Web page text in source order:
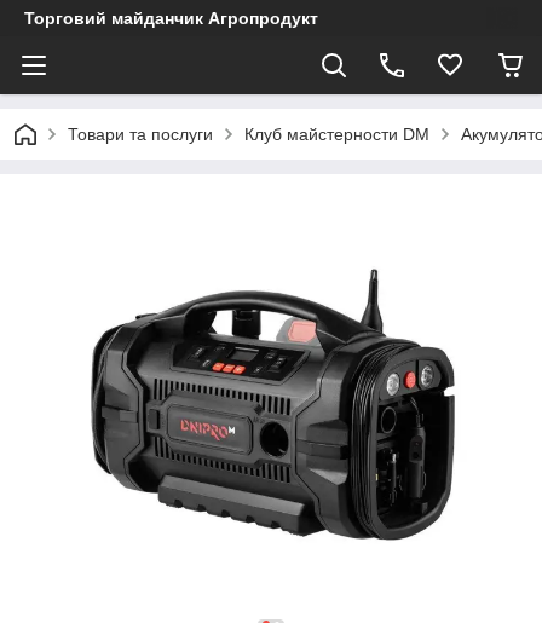
Торговий майданчик Агропродукт
Товари та послуги Клуб майстерности DM